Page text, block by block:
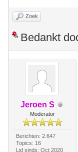
Zoek
Bedankt
Jeroen S
Moderator
Berichten: 2.647
Topics: 16
Lid sinds: Oct 2020